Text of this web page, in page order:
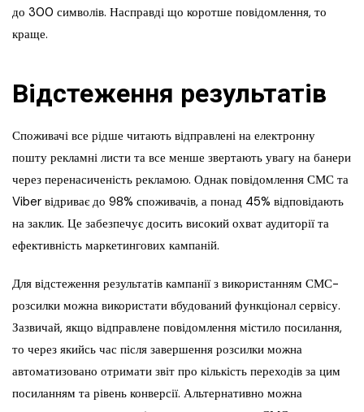
до 300 символів. Насправді що коротше повідомлення, то
краще.
Відстеження результатів
Споживачі все рідше читають відправлені на електронну
пошту рекламні листи та все менше звертають увагу на банери
через перенасиченість рекламою. Однак повідомлення СМС та
Viber відриває до 98% споживачів, а понад 45% відповідають
на заклик. Це забезпечує досить високий охват аудиторії та
ефективність маркетингових кампаній.
Для відстеження результатів кампанії з використанням СМС-
розсилки можна використати вбудований функціонал сервісу.
Зазвичай, якщо відправлене повідомлення містило посилання,
то через якийсь час після завершення розсилки можна
автоматизовано отримати звіт про кількість переходів за цим
посиланням та рівень конверсії. Альтернативно можна